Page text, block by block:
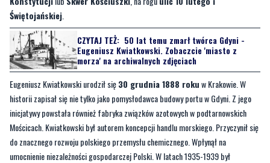
Eugeniusz Kwiatkowski. Zobaczcie 'miasto z
Eugeniusz Kwiatkowski urodził się30 grudnia 1888 rokuw Krakowie. W
historii zapisał się nie tylko jako pomysłodawca budowy portu w Gdyni. Z jego
inicjatywy powstała również fabryka związków azotowych w podtarnowskich
Mościcach. Kwiatkowski był autorem koncepcji handlu morskiego. Przyczynił się
do znacznego rozwoju polskiego przemysłu chemicznego. Wpłynął na
umocnienie niezależności gospodarczej Polski. W latach 1935-1939 był
wicepremierem i ministrem skarbu.
Kwiatkowski zmarł22 sierpnia 1974 roku. Uroczystości pogrzebowe odbyły
się na Cmentarzu Rakowickim w Krakowie. Przewodniczył im kardynał Karol